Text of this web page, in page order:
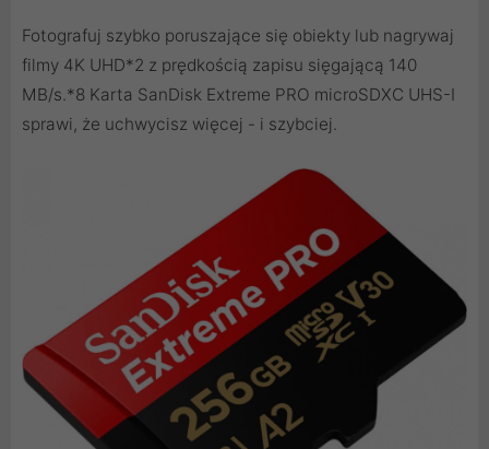
Fotografuj szybko poruszające się obiekty lub nagrywaj
filmy 4K UHD*2 z prędkością zapisu sięgającą 140
MB/s.*8 Karta SanDisk Extreme PRO microSDXC UHS-I
sprawi, że uchwycisz więcej - i szybciej.